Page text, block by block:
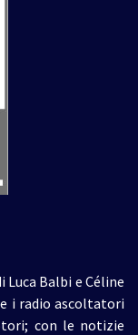
Luca Balbi e Céline
i radio ascoltatori
con le notizie